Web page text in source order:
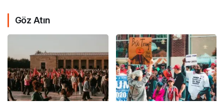
Göz Atın